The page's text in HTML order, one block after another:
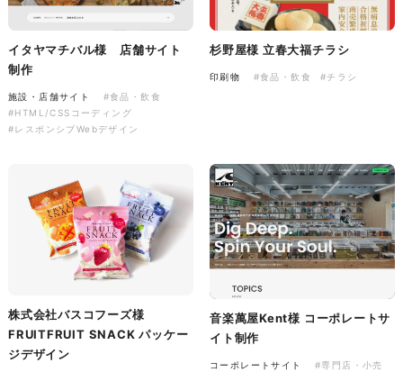
株式会社バスコフーズ様
FRUITFRUIT SNACK パッケ
#パッケージデザイン
#グラフィックデザイン
イタヤマチバル様 店舗サイト
制作
施設・店舗サイト
#食品・飲食
#HTML/CSSコーディング
#レスポンシブWebデザイン
杉野屋様 立春大福チラシ
印刷物 #食品・飲食 #チラシ
株式会社バスコフーズ様
FRUITFRUIT SNACK パッケー
ジデザイン
音楽萬屋Kent様 コーポレートサ
イト制作
コーポレートサイト
#専門店・小売